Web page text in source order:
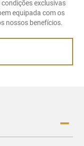
exclusivas
equipada com os
nossos benefícios.